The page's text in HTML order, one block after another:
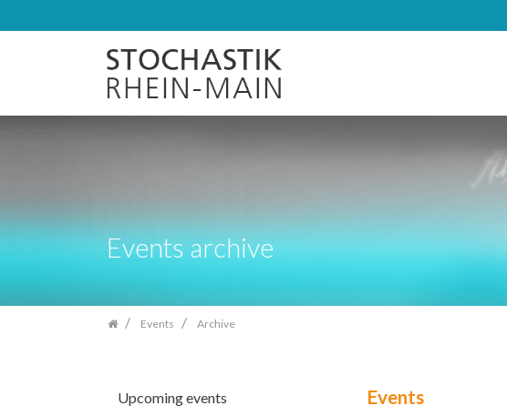
navigation
Events archive
Events Archive
Upcoming events
Events